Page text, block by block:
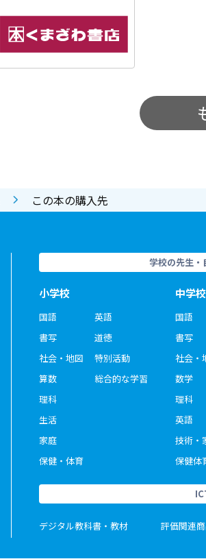
この本の購入先
学校の先生・
小学校
国語
書写
社会・地図
算数
理科
生活
家庭
保健・体育
英語
道徳
特別活動
総合的な学習
中学校
国語
書写
社会・
数学
理科
英語
技術・
保健体
デジタル教科書・教材 評価関連